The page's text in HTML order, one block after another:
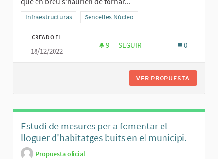
Resultados al filtrar por la categoría: Infraestructuras
Infraestructuras Resultados al filtrar por el ámbito: Sencelles
Sencelles Núcleo
CREADO EL
18/12/2022
9 9 SEGUIDORAS
SEGUIR 0
VER PROPUESTA
Estudi de mesures per a fomentar el
lloguer d'habitatges buits en el municipi.
Propuesta oficial